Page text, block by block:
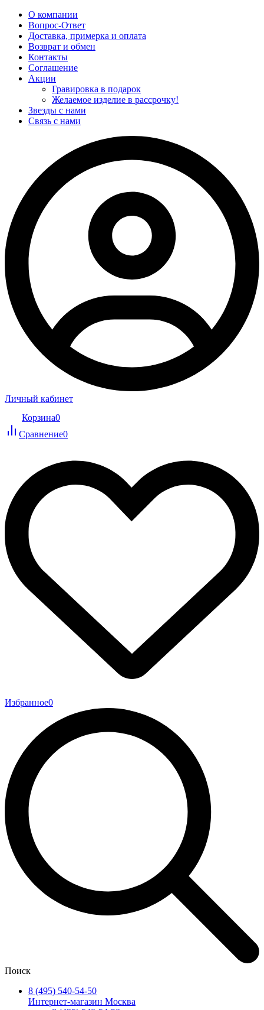
О компании
Вопрос-Ответ
Доставка, примерка и оплата
Возврат и обмен
Контакты
Соглашение
Акции
Гравировка в подарок
Желаемое изделие в рассрочку!
Звезды с нами
Связь с нами
Личный кабинет
Корзина0
Сравнение0
Избранное0
Поиск
8 (495) 540-54-50
Интернет-магазин Москва